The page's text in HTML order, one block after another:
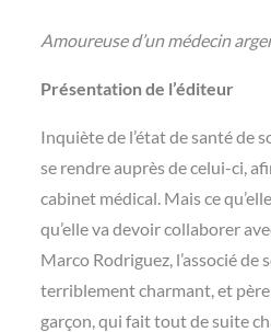
Amoureuse d’un médecin
Présentation de l’éditeur
Inquiète de l’état de santé de
se rendre auprès de celui-ci,
cabinet médical. Mais ce qu’elle
qu’elle va devoir collaborer
Marco Rodriguez, l’associé
terriblement charmant, et
garçon, qui fait tout de suite